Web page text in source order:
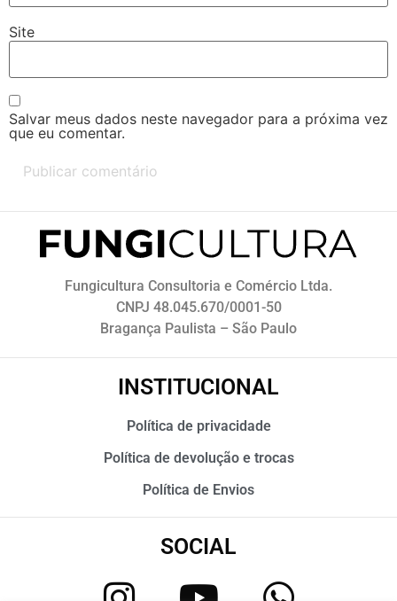
Site
Salvar meus dados neste navegador para a próxima vez
que eu comentar.
Fungicultura Consultoria e Comércio Ltda.
CNPJ 48.045.670/0001-50
Bragança Paulista – São Paulo
INSTITUCIONAL
Política de privacidade
Política de devolução e trocas
Política de Envios
SOCIAL